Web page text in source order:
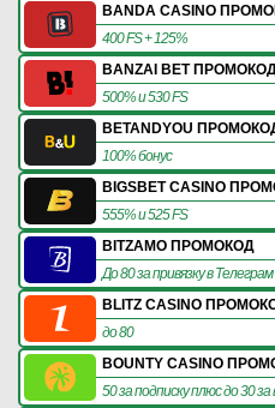
BANDA CASINO
400 FS + 125%
BANZAI BET
500% и 530 FS
BETANDYOU
100% бонус
BIGSBET CASINO
555% и 525 FS
BITZAMO ПРОМОКОД
До 80 за привязку в
BLITZ CASINO
до 80
BOUNTY CASINO
50 за подписку плюс до 30